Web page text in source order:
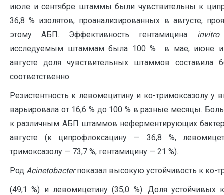
июле и сентябре штаммы были чувствительны к
36,8 % изолятов, проанализированных в августе,
этому АБП. Эффективность гентамицина invitro
исследуемым штаммам была 100 % в мае, июне и
августе доля чувствительных штаммов
соответственно.
Резистентность к левомецитину и ко-тримоксазолу
варьировала от 16,6 % до 100 % в разные месяцы.
к различным АБП штаммов неферментирующих
августе (к ципрофлоксацину — 36,8 %,
тримоксазолу — 73,7 %, гентамицину — 21 %).
Род Acinetobacterпоказал высокую устойчивость к ко-
(49,1 %) и левомицетину (35,0 %). Доля устойчивых